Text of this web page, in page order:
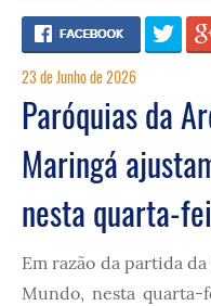
23 de Junho de 2026
Paróquias da
Maringá
nesta quarta-
Em razão da partida
Mundo, nesta quarta-